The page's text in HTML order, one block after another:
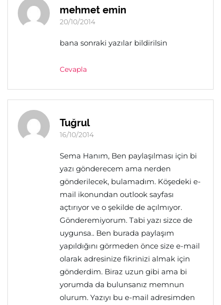
mehmet emin
20/10/2014
bana sonraki yazılar bildirilsin
Cevapla
Tuğrul
16/10/2014
Sema Hanım, Ben paylaşılması için bi
yazı gönderecem ama nerden
gönderilecek, bulamadım. Köşedeki e-
mail ikonundan outlook sayfası
açtırıyor ve o şekilde de açılmıyor.
Gönderemiyorum. Tabi yazı sizce de
uygunsa.. Ben burada paylaşım
yapıldığını görmeden önce size e-mail
olarak adresinize fikrinizi almak için
gönderdim. Biraz uzun gibi ama bi
yorumda da bulunsanız memnun
olurum. Yazıyı bu e-mail adresimden